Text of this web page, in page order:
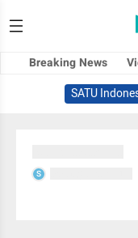
Breaking News
SATU
S